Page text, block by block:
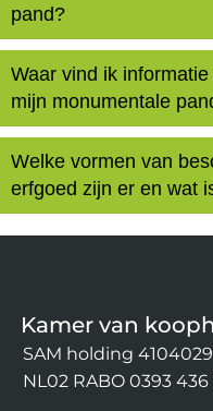
pand?
Waar vind ik
mijn monumentale
Welke vormen van
erfgoed zijn er en wat
Kamer van
SAM holding
NL02 RABO 0393 436